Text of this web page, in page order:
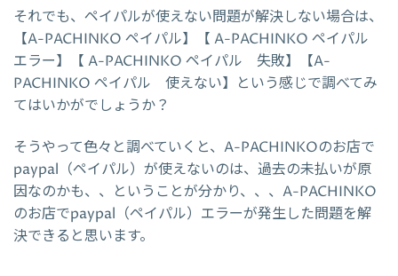
それでも、ペイパルが使えない問題が解決しない場合は、
【A-PACHINKO ペイパル】【 A-PACHINKO ペイパル
エラー】【 A-PACHINKO ペイパル 失敗】【A-
PACHINKO ペイパル 使えない】という感じで調べてみ
てはいかがでしょうか？
そうやって色々と調べていくと、A-PACHINKOのお店で
paypal（ペイパル）が使えないのは、過去の未払いが原
因なのかも、、ということが分かり、、、A-PACHINKO
のお店でpaypal（ペイパル）エラーが発生した問題を解
決できると思います。